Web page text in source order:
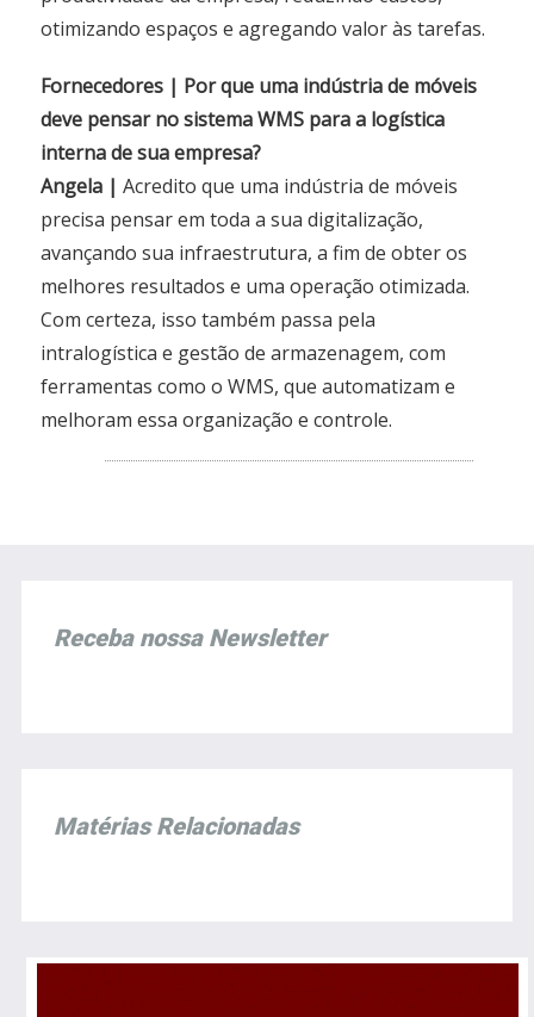
otimizando espaços e agregando valor às tarefas.
Fornecedores | Por que uma indústria de móveis
deve pensar no sistema WMS para a logística
interna de sua empresa?
Angela | Acredito que uma indústria de móveis
precisa pensar em toda a sua digitalização,
avançando sua infraestrutura, a fim de obter os
melhores resultados e uma operação otimizada.
Com certeza, isso também passa pela
intralogística e gestão de armazenagem, com
ferramentas como o WMS, que automatizam e
melhoram essa organização e controle.
Receba nossa Newsletter
Matérias Relacionadas